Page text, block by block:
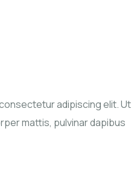
adipiscing elit. Ut
mattis, pulvinar dapibus